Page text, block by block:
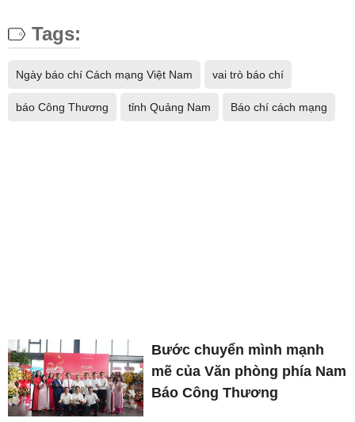
Tags:
Ngày báo chí Cách mạng Việt Nam vai trò báo chí
báo Công Thương tỉnh Quảng Nam Báo chí cách mạng
Bước chuyển mình mạnh
mẽ của Văn phòng phía Nam
Báo Công Thương